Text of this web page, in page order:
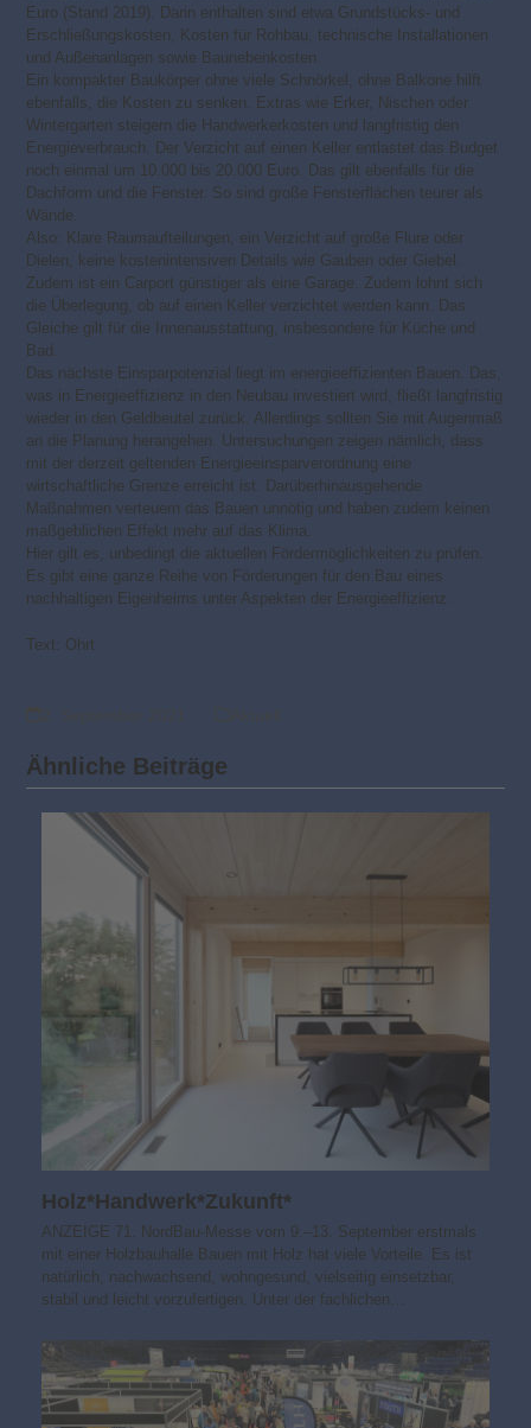
Euro (Stand 2019). Darin enthalten sind etwa Grundstücks- und
Erschließungskosten, Kosten für Rohbau, technische Installationen
und Außenanlagen sowie Baunebenkosten.
Ein kompakter Baukörper ohne viele Schnörkel, ohne Balkone hilft
ebenfalls, die Kosten zu senken. Extras wie Erker, Nischen oder
Wintergarten steigern die Handwerkerkosten und langfristig den
Energieverbrauch. Der Verzicht auf einen Keller entlastet das Budget
noch einmal um 10.000 bis 20.000 Euro. Das gilt ebenfalls für die
Dachform und die Fenster. So sind große Fensterflächen teurer als
Wände.
Also: Klare Raumaufteilungen, ein Verzicht auf große Flure oder
Dielen, keine kostenintensiven Details wie Gauben oder Giebel.
Zudem ist ein Carport günstiger als eine Garage. Zudem lohnt sich
die Überlegung, ob auf einen Keller verzichtet werden kann. Das
Gleiche gilt für die Innenausstattung, insbesondere für Küche und
Bad.
Das nächste Einsparpotenzial liegt im energieeffizienten Bauen. Das,
was in Energieeffizienz in den Neubau investiert wird, fließt langfristig
wieder in den Geldbeutel zurück. Allerdings sollten Sie mit Augenmaß
an die Planung herangehen. Untersuchungen zeigen nämlich, dass
mit der derzeit geltenden Energieeinsparverordnung eine
wirtschaftliche Grenze erreicht ist. Darüberhinausgehende
Maßnahmen verteuern das Bauen unnötig und haben zudem keinen
maßgeblichen Effekt mehr auf das Klima.
Hier gilt es, unbedingt die aktuellen Fördermöglichkeiten zu prüfen.
Es gibt eine ganze Reihe von Förderungen für den Bau eines
nachhaltigen Eigenheims unter Aspekten der Energieeffizienz.
Text: Ohrt
Ähnliche Beiträge
Holz*Handwerk*Zukunft*
ANZEIGE 71. NordBau-Messe vom 9.–13. September erstmals
mit einer Holzbauhalle Bauen mit Holz hat viele Vorteile. Es ist
natürlich, nachwachsend, wohngesund, vielseitig einsetzbar,
stabil und leicht vorzufertigen. Unter der fachlichen…